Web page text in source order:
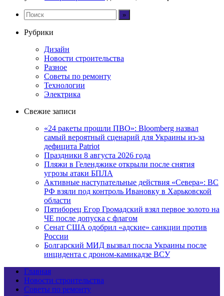
Рубрики
Дизайн
Новости строительства
Разное
Советы по ремонту
Технологии
Электрика
Свежие записи
«24 ракеты прошли ПВО»: Bloomberg назвал
самый вероятный сценарий для Украины из-за
дефицита Patriot
Праздники 8 августа 2026 года
Пляжи в Геленджике открыли после снятия
угрозы атаки БПЛА
Активные наступательные действия «Севера»: ВС
РФ взяли под контроль Ивановку в Харьковской
области
Пятиборец Егор Громадский взял первое золото на
ЧЕ после допуска с флагом
Сенат США одобрил «адские» санкции против
России
Болгарский МИД вызвал посла Украины после
инцидента с дроном-камикадзе ВСУ
Главная
Новости строительства
Советы по ремонту